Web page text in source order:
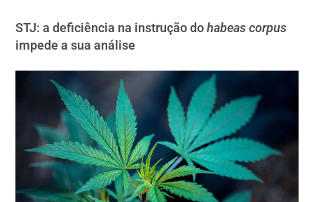
STJ: a deficiência na instrução dohabeas corpus
impede a sua análise